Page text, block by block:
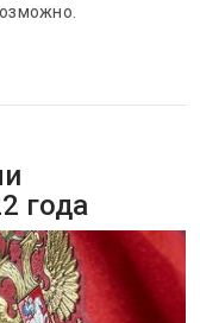
года